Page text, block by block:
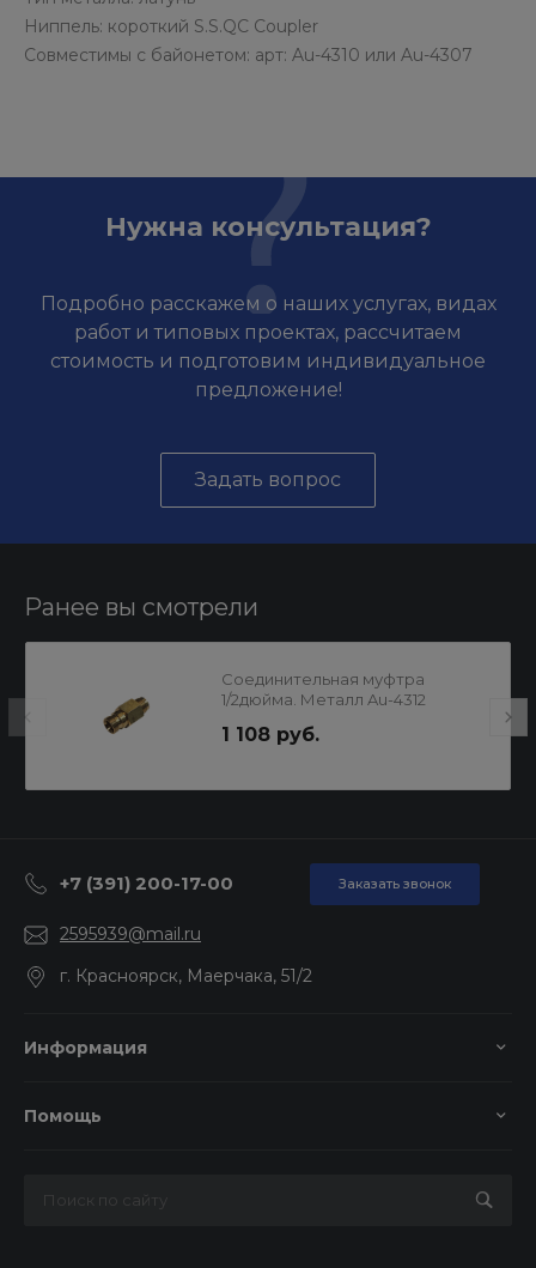
Ниппель: короткий S.S.QC Coupler
Совместимы с байонетом: арт: Au-4310 или Au-4307
Нужна консультация?
Подробно расскажем о наших услугах, видах
работ и типовых проектах, рассчитаем
стоимость и подготовим индивидуальное
предложение!
Задать вопрос
Ранее вы смотрели
Cоединительная муфтра
1/2дюйма. Металл Au-4312
1 108 руб.
+7 (391) 200-17-00 Заказать звонок
2595939@mail.ru
г. Красноярск, Маерчака, 51/2
Информация
Помощь